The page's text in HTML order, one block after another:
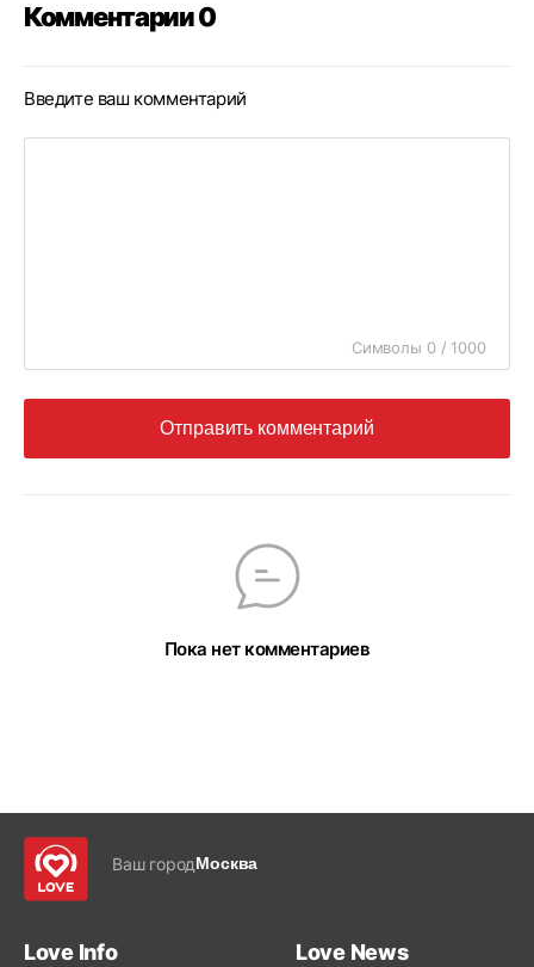
Комментарии 0
Введите ваш комментарий
Символы 0 / 1000
Отправить комментарий
Пока нет комментариев
Ваш городМосква
Love Info Love News